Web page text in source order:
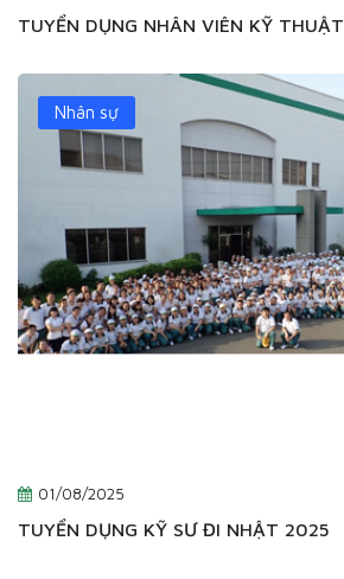
TUYỂN DỤNG NHÂN VIÊN KỸ THUẬT
Nhân sự
01/08/2025
TUYỂN DỤNG KỸ SƯ ĐI NHẬT 2025